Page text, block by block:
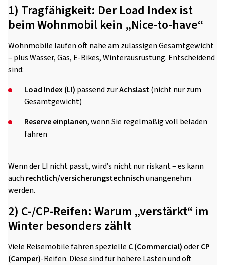
1) Tragfähigkeit: Der Load Index ist
beim Wohnmobil kein „Nice-to-have“
Wohnmobile laufen oft nahe am zulässigen Gesamtgewicht
– plus Wasser, Gas, E-Bikes, Winterausrüstung. Entscheidend
sind:
Load Index (LI) passend zurAchslast(nicht nur zum
Gesamtgewicht)
Reserve einplanen, wenn Sie regelmäßig voll beladen
fahren
Wenn der LI nicht passt, wird’s nicht nur riskant – es kann
auch rechtlich/versicherungstechnischunangenehm
werden.
2) C-/CP-Reifen: Warum „verstärkt“ im
Winter besonders zählt
Viele Reisemobile fahren spezielle C (Commercial)oderCP
(Camper)-Reifen. Diese sind für höhere Lasten und oft